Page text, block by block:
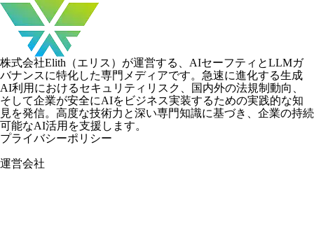
株式会社Elith（エリス）が運営する、AIセーフティとLLMガ
バナンスに特化した専門メディアです。急速に進化する生成
AI利用におけるセキュリティリスク、国内外の法規制動向、
そして企業が安全にAIをビジネス実装するための実践的な知
見を発信。高度な技術力と深い専門知識に基づき、企業の持続
可能なAI活用を支援します。
プライバシーポリシー
運営会社